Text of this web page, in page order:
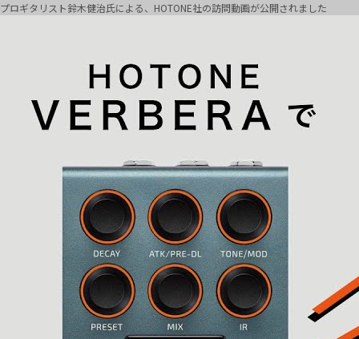
プロギタリスト鈴木健治氏による、HOTONE社の訪問動画が公開されました